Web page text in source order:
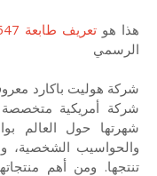
هذا هو تعريف طابعة HP Envy 5547
الرسمي
شركة أمريكية
شهرتها حول العالم
والحواسيب الشخصية،
تنتجها. ومن أهم